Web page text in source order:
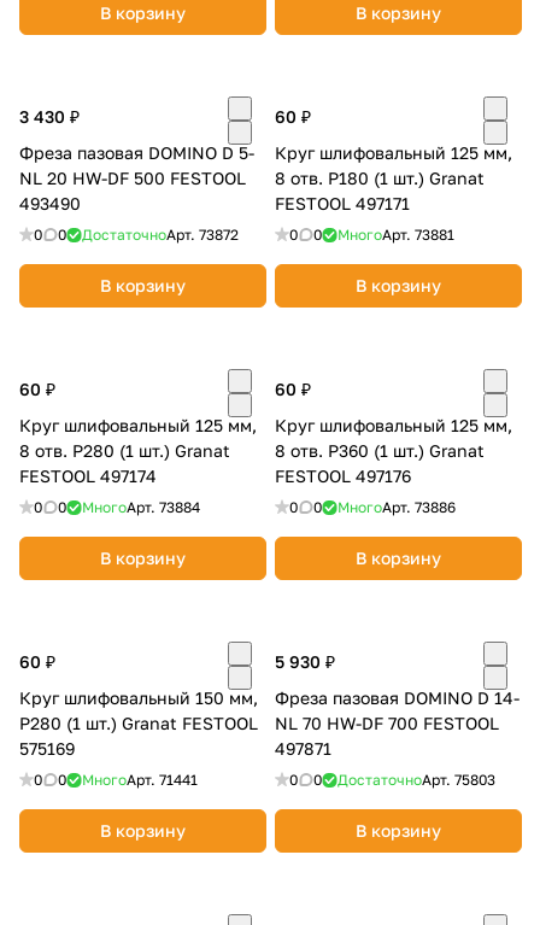
В корзину В корзину
3 430 ₽
Фреза пазовая DOMINO D 5-
NL 20 HW-DF 500 FESTOOL
493490
0 0 ДостаточноАрт. 73872
В корзину
60 ₽
Круг шлифовальный 125 мм,
8 отв. P180 (1 шт.) Granat
FESTOOL 497171
0 0 МногоАрт. 73881
В корзину
60 ₽
Круг шлифовальный 125 мм,
8 отв. P280 (1 шт.) Granat
FESTOOL 497174
0 0 МногоАрт. 73884
В корзину
60 ₽
Круг шлифовальный 125 мм,
8 отв. P360 (1 шт.) Granat
FESTOOL 497176
0 0 МногоАрт. 73886
В корзину
60 ₽
Круг шлифовальный 150 мм,
P280 (1 шт.) Granat FESTOOL
575169
0 0 МногоАрт. 71441
В корзину
5 930 ₽
Фреза пазовая DOMINO D 14-
NL 70 HW-DF 700 FESTOOL
497871
0 0 ДостаточноАрт. 75803
В корзину